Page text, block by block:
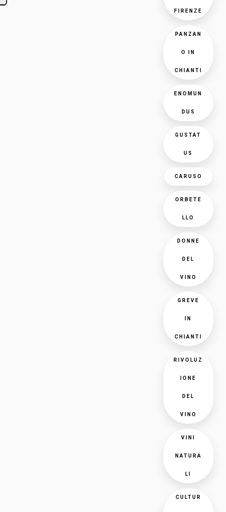
FIRENZE
PANZAN
O IN
CHIANTI
ENOMUN
DUS
GUSTAT
US
CARUSO
ORBETE
LLO
DONNE
DEL
VINO
GREVE
IN
CHIANTI
RIVOLUZ
IONE
DEL
VINO
VINI
NATURA
LI
CULTUR